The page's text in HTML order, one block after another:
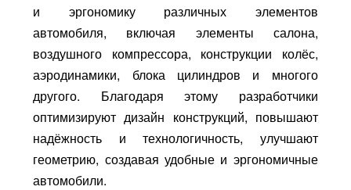
и эргономику различных элементов
автомобиля, включая элементы салона,
воздушного компрессора, конструкции колёс,
аэродинамики, блока цилиндров и многого
другого. Благодаря этому разработчики
оптимизируют дизайн конструкций, повышают
надёжность и технологичность, улучшают
геометрию, создавая удобные и эргономичные
автомобили.